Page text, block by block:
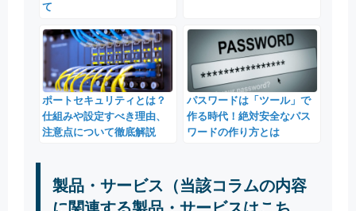
て
ポートセキュリティとは？
仕組みや設定すべき理由、
注意点について徹底解説
パスワードは「ツール」で
作る時代！絶対安全なパス
ワードの作り方とは
製品・サービス（当該コラムの内容